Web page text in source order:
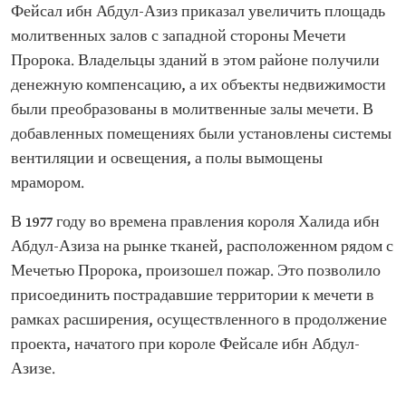
Фейсал ибн Абдул-Азиз приказал увеличить площадь
молитвенных залов с западной стороны Мечети
Пророка. Владельцы зданий в этом районе получили
денежную компенсацию, а их объекты недвижимости
были преобразованы в молитвенные залы мечети. В
добавленных помещениях были установлены системы
вентиляции и освещения, а полы вымощены
мрамором.
В 1977 году во времена правления короля Халида ибн
Абдул-Азиза на рынке тканей, расположенном рядом с
Мечетью Пророка, произошел пожар. Это позволило
присоединить пострадавшие территории к мечети в
рамках расширения, осуществленного в продолжение
проекта, начатого при короле Фейсале ибн Абдул-
Азизе.